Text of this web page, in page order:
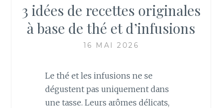
3 idées de recettes originales
à base de thé et d’infusions
16 MAI 2026
Le thé et les infusions ne se
dégustent pas uniquement dans
une tasse. Leurs arômes délicats,